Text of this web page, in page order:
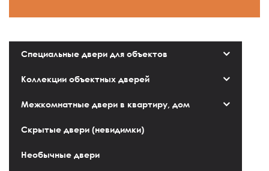
Специальные двери для объектов
Коллекции объектных дверей
Межкомнатные двери в квартиру, дом
Скрытые двери (невидимки)
Необычные двери